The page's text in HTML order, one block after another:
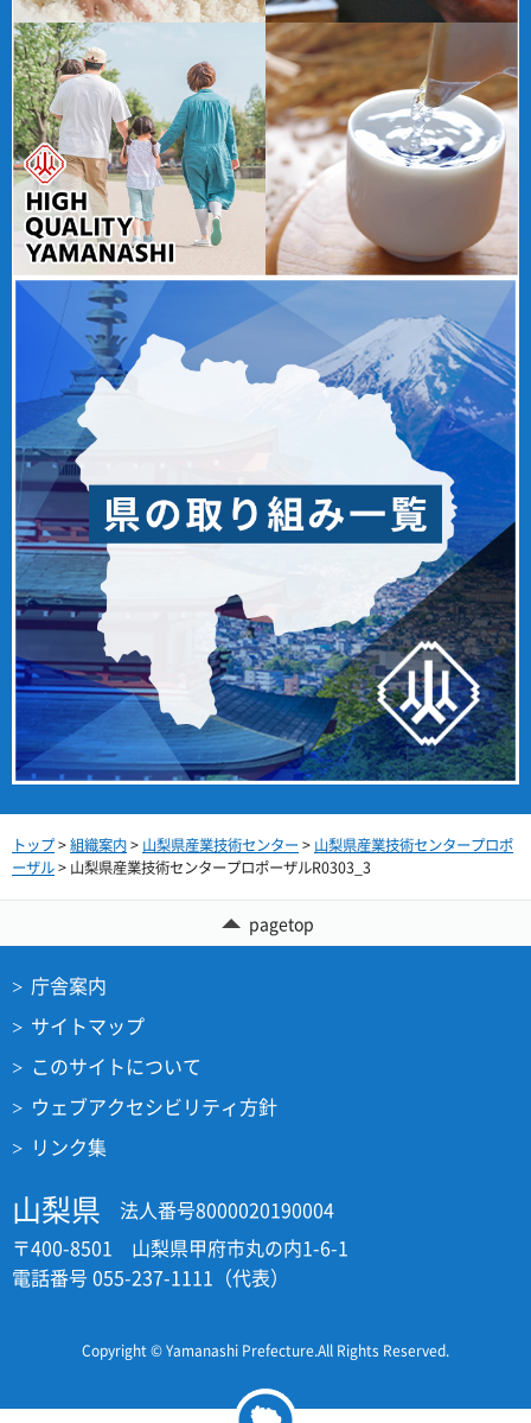
トップ>組織案内> 山梨県産業技術センター> 山梨県産業技術センタープロポ
ーザル> 山梨県産業技術センタープロポーザルR0303_3
pagetop
庁舎案内
サイトマップ
このサイトについて
ウェブアクセシビリティ方針
リンク集
山梨県
法人番号8000020190004
〒400-8501 山梨県甲府市丸の内1-6-1
電話番号 055-237-1111（代表）
Copyright © Yamanashi Prefecture.All Rights Reserved.